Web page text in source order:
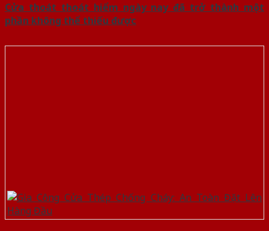
Cửa thoát thoát hiểm ngày nay đã trở thành một
phần không thể thiếu được